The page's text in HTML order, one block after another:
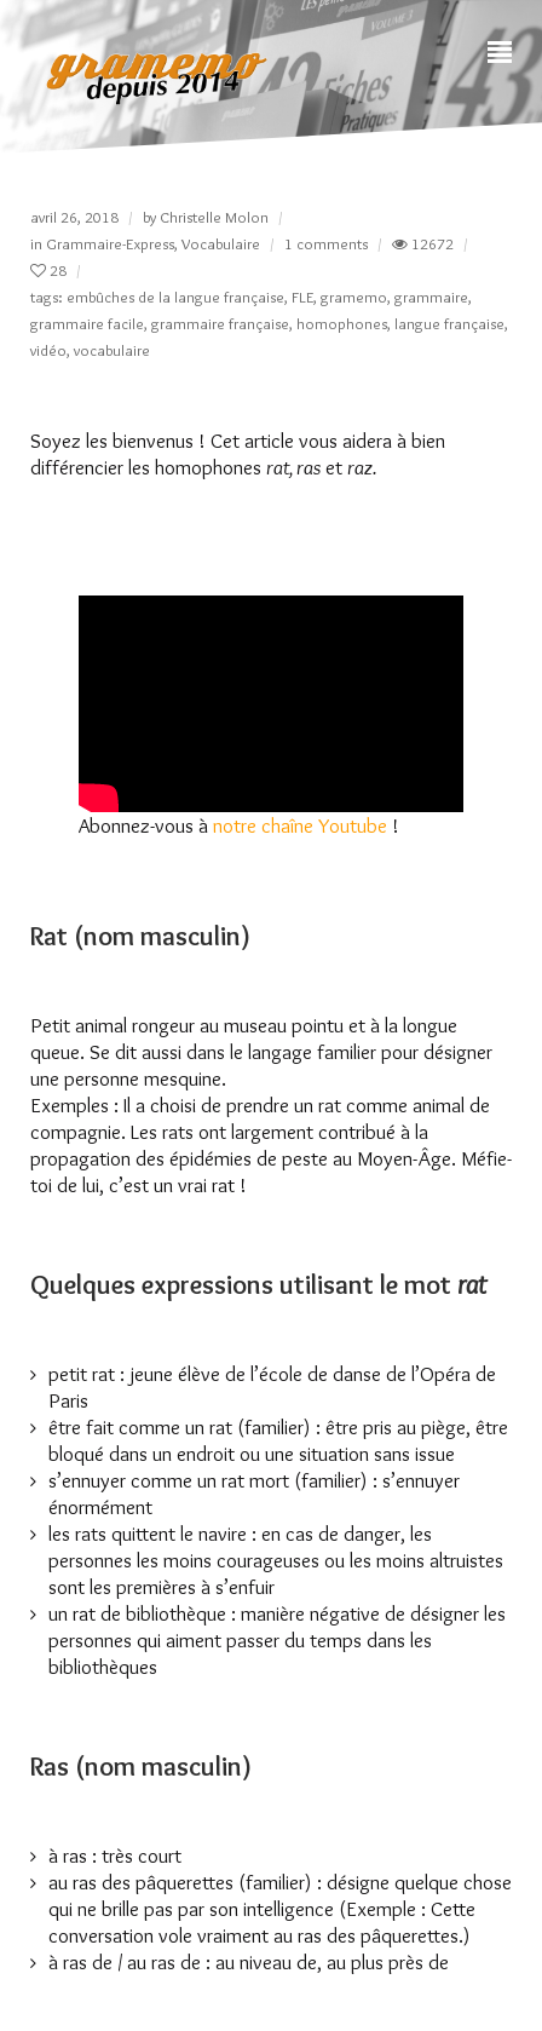
avril 26, 2018 by Christelle Molon
in Grammaire-Express, Vocabulaire 1 comments
12672
28
tags: embûches de la langue française, FLE, gramemo, grammaire,
grammaire facile, grammaire française, homophones, langue française,
vidéo,vocabulaire
Soyez les bienvenus ! Cet article vous aidera à bien
différencier les homophones rat, ras et raz.
Abonnez-vous à notre chaîne Youtube !
Rat (nom masculin)
Petit animal rongeur au museau pointu et à la longue
queue. Se dit aussi dans le langage familier pour désigner
une personne mesquine.
Exemples : Il a choisi de prendre un rat comme animal de
compagnie. Les rats ont largement contribué à la
propagation des épidémies de peste au Moyen-Âge. Méfie-
toi de lui, c’est un vrai rat !
Quelques expressions utilisant le mot rat
petit rat : jeune élève de l’école de danse de l’Opéra de
Paris
être fait comme un rat (familier) : être pris au piège, être
bloqué dans un endroit ou une situation sans issue
s’ennuyer comme un rat mort (familier) : s’ennuyer
énormément
les rats quittent le navire : en cas de danger, les
personnes les moins courageuses ou les moins altruistes
sont les premières à s’enfuir
un rat de bibliothèque : manière négative de désigner les
personnes qui aiment passer du temps dans les
bibliothèques
Ras (nom masculin)
à ras : très court
au ras des pâquerettes (familier) : désigne quelque chose
qui ne brille pas par son intelligence (Exemple : Cette
conversation vole vraiment au ras des pâquerettes.)
à ras de / au ras de : au niveau de, au plus près de